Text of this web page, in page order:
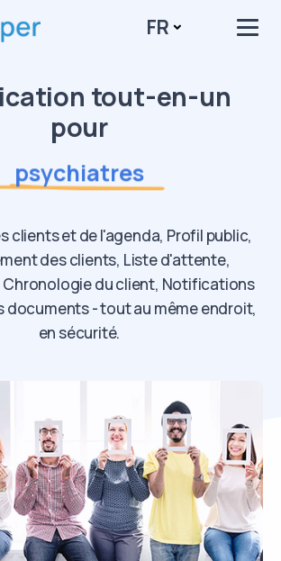
FR
tout-en-un
pour
sociaux
coachs
psychiatres
sociaux
coachs
thérapeutes
sociaux
clients et de l'agenda, Profil public,
des clients, Liste d'attente,
du client, Notifications
documents - tout au même endroit,
en sécurité.